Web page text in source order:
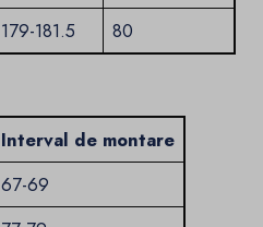
179-181.5 80
Interval de montare
67-69